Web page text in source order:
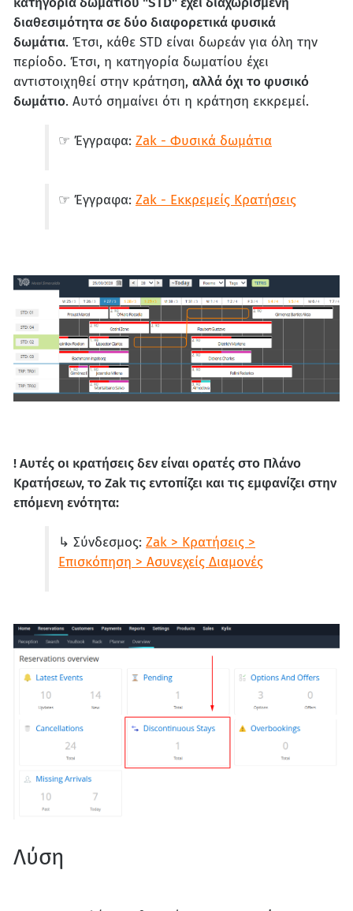
διαθεσιμότητα σε δύο διαφορετικά φυσικά
δωμάτια. Έτσι, κάθε STD είναι δωρεάν για όλη την
περίοδο. Έτσι, η κατηγορία δωματίου έχει
αντιστοιχηθεί στην κράτηση, αλλά όχι το φυσικό
δωμάτιο. Αυτό σημαίνει ότι η κράτηση εκκρεμεί.
☞ Έγγραφα: Zak - Φυσικά δωμάτια
☞ Έγγραφα: Zak - Εκκρεμείς Κρατήσεις
! Αυτές οι κρατήσεις δεν είναι ορατές στο Πλάνο
Κρατήσεων, τοZak τις εντοπίζει και τις εμφανίζει στην
επόμενη ενότητα:
↳ Σύνδεσμος: Zak > Κρατήσεις >
Επισκόπηση > Ασυνεχείς Διαμονές
Λύση